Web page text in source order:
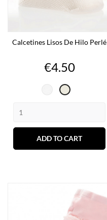
Calcetines Lisos De Hilo Perlé
Price
€4.50
BlancoCava
ADD TO CART